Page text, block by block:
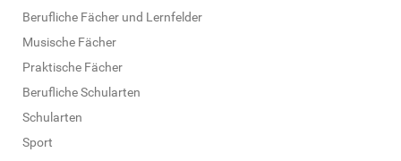
Berufliche Fächer und Lernfelder
Musische Fächer
Praktische Fächer
Berufliche Schularten
Schularten
Sport